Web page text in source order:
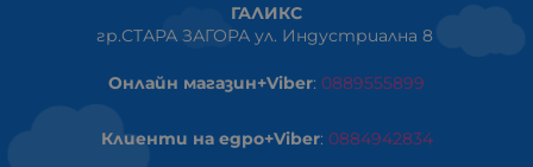
ГАЛИКС
гр.СТАРА ЗАГОРА ул. Индустриална 8
Онлайн магазин+Viber: 0889555899
Клиенти на едро+Viber: 0884942834